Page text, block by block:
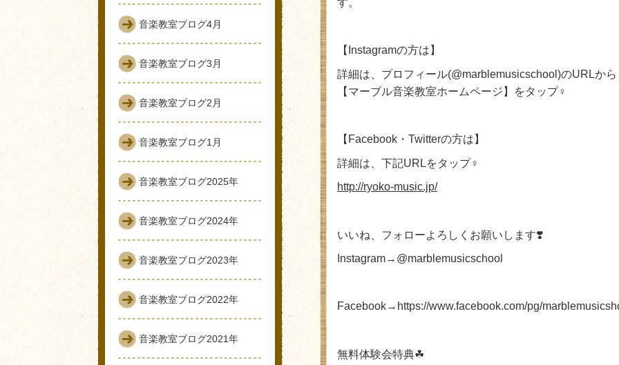
す。
【 Instagramの方は】
詳細は、プロフィール(@marblemusicschool)のURLから
【マーブル音楽教室ホームページ】をタップ♀
【 Facebook ・ Twitterの方は】
詳細は、下記URLをタップ♀
http://ryoko-music.jp/
いいね、フォローよろしくお願いします❣
Instagram→ @marblemusicschool
Facebook→ https://www.facebook.com/pg/
無料体験会特典☘
音楽教室ブログ4月
音楽教室ブログ3月
音楽教室ブログ2月
音楽教室ブログ1月
音楽教室ブログ2025年
音楽教室ブログ2024年
音楽教室ブログ2023年
音楽教室ブログ2022年
音楽教室ブログ2021年